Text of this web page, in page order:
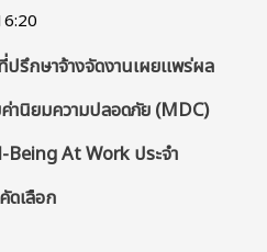
ปรึกษาจ้างจัดงานเผยแพร่ผล
ค่านิยมความปลอดภัย (MDC)
At Work ประจำ
ดเลือก